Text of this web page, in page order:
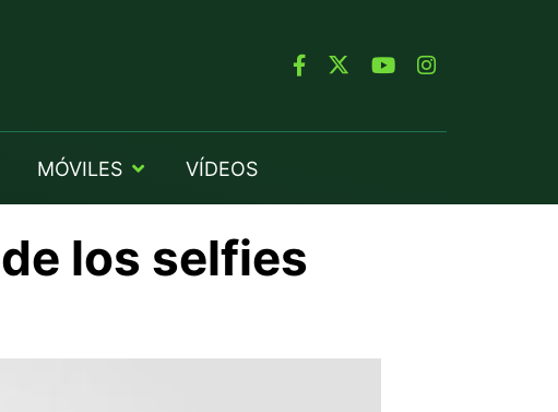
MÓVILES VÍDEOS
los selfies